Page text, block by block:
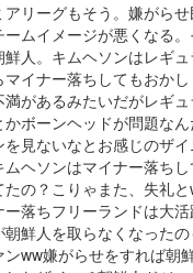
アリーグもそう。嫌がら
ームイメージが悪くなる
鮮人。キムヘソンはレギ
マイナー落ちしてもおか
満があるみたいだがレギ
かボーンヘッドが問題な
を見ないなとお感じのザ
ムヘソンはマイナー落ちし
たの？こりゃまた、失礼
ー落ちフリーランドは大
朝鮮人を取らなくなった
ンww嫌がらせをすれば朝